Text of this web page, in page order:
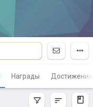
Награды Достижения